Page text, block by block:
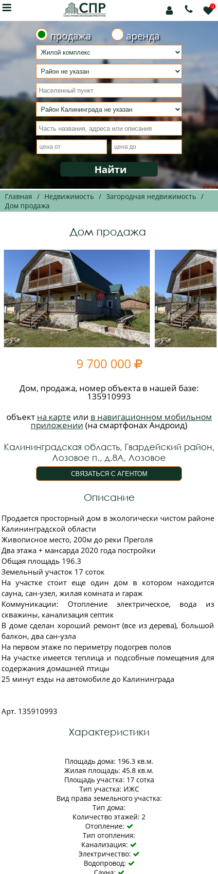
 0


продажа аренда
Главная / Недвижимость / Загородная недвижимость /
Дом продажа
Дом продажа
9 700 000 
Дом, продажа, номер объекта в нашей базе:
135910993
объект на карте или в навигационном мобильном
приложении (на смартфонах Андроид)
Калининградская область, Гвардейский район,
Лозовое п., д.8А, Лозовое
Описание
Продается просторный дом в экологически чистом районе
Калининградской области
Живописное место, 200м до реки Преголя
Два этажа + мансарда 2020 года постройки
Общая площадь 196.3
Земельный участок 17 соток
На участке стоит еще один дом в котором находится
сауна, сан-узел, жилая комната и гараж
Коммуникации: Отопление электрическое, вода из
скважины, канализация септик
В доме сделан хороший ремонт (все из дерева), большой
балкон, два сан-узла
На первом этаже по периметру подогрев полов
На участке имеется теплица и подсобные помещения для
содержания домашней птицы
25 минут езды на автомобиле до Калининграда
Арт. 135910993
Характеристики
Площадь дома: 196.3 кв.м.
Жилая площадь: 45.8 кв.м.
Площадь участка: 17 сотка
Тип участка: ИЖС
Вид права земельного участка:
Тип дома:
Количество этажей: 2
Отопление: 
Тип отопления:
Канализация: 
Электричество: 
Водопровод: 
